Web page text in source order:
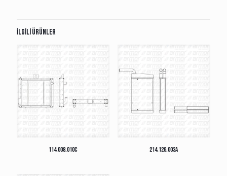
İlgili ürünler
114.008.010C 214.126.003A